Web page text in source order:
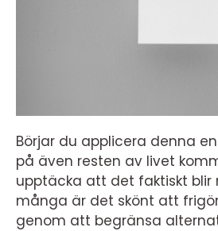
Börjar du applicera denna
på även resten av livet
upptäcka att det faktiskt blir
många är det skönt att
genom att begränsa